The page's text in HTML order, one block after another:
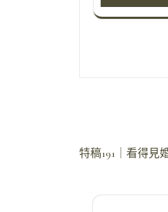
文
特稿191｜看得見